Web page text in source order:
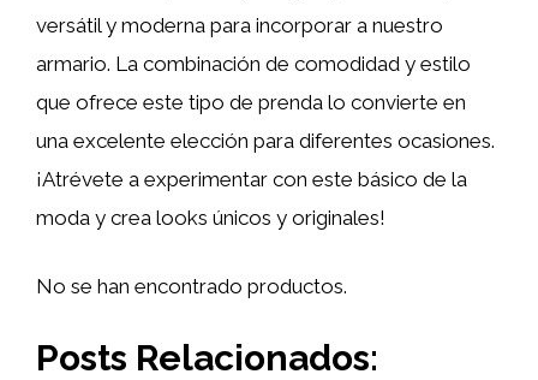
versátil y moderna para incorporar a nuestro
armario. La combinación de comodidad y estilo
que ofrece este tipo de prenda lo convierte en
una excelente elección para diferentes ocasiones.
¡Atrévete a experimentar con este básico de la
moda y crea looks únicos y originales!
No se han encontrado productos.
Posts Relacionados: